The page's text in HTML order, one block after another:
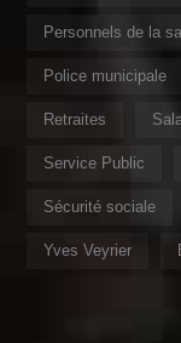
Personnels de la
Police municipale
Retraites
Service Public
Sécurité sociale
Yves Veyrier